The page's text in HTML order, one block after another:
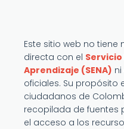
Este sitio web no tiene
directa con el
Aprendizaje (SENA)
oficiales. Su propósito
ciudadanos de
recopilada de fuentes
el acceso a los